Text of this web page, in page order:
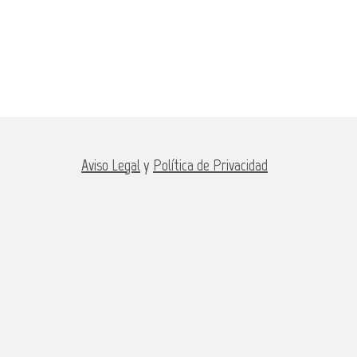
Aviso Legaly Política de Privacidad